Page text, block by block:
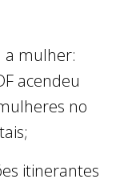
a mulher:
acendeu
no
itinerantes